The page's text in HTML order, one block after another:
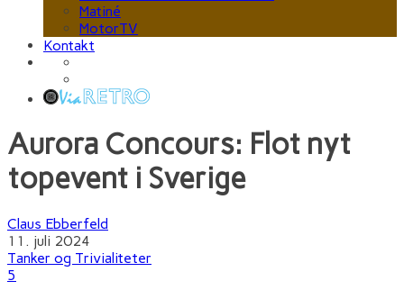
Matiné
MotorTV
Kontakt
Aurora Concours: Flot nyt
topevent i Sverige
Claus Ebberfeld
11. juli 2024
Tanker og Trivialiteter
5